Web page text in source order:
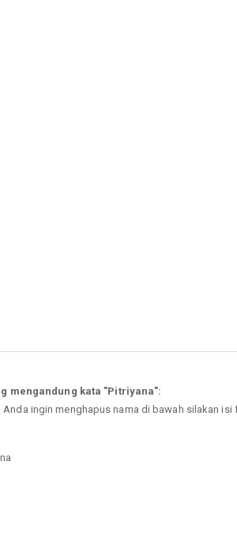
mengandung kata "Pitriyana":
ingin menghapus nama di bawah silakan